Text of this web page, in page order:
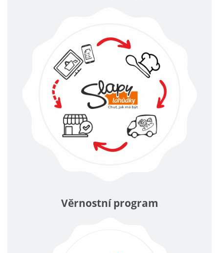
Věrnostní program